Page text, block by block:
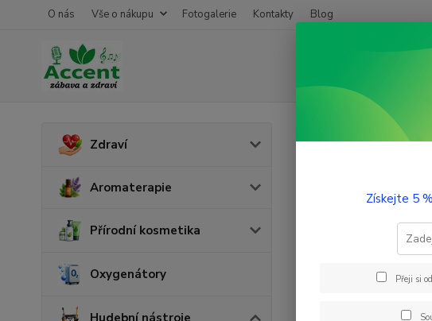
O nás Vše o nákupu Fotogalerie Kontakty Blog
Zdraví
Aromaterapie
Přírodní kosmetika
Oxygenátory
Hudební nástroje
Stagg
Získejte 5
Přeji si